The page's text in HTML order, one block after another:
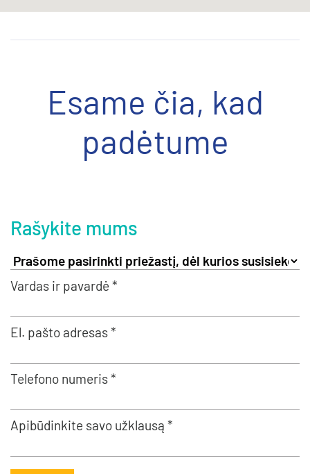
Esame čia, kad
padėtume
Rašykite mums
Vardas ir pavardė *
El. pašto adresas *
Telefono numeris *
Apibūdinkite savo užklausą *